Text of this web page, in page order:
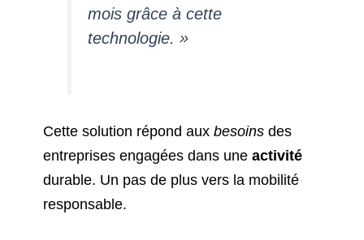
mois grâce à cette
technologie. »
Cette solution répond auxbesoins des
entreprises engagées dans uneactivité
durable. Un pas de plus vers la mobilité
responsable.